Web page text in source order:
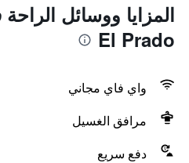
El Prado
واي فاي مجاني
مرافق الغسيل
دفع سريع